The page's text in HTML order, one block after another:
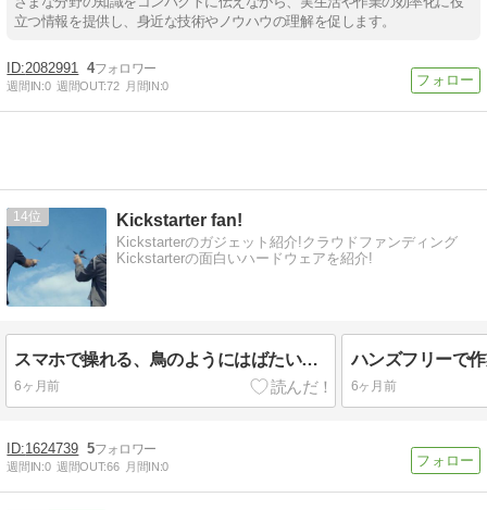
立つ情報を提供し、身近な技術やノウハウの理解を促します。
2082991 4
週間IN:0 週間OUT:72 月間IN:0
14 Kickstarter fan!
Kickstarterのガジェット紹介!クラウドファンディング
Kickstarterの面白いハードウェアを紹介!
スマホで操れる、鳥のようにはばたいて飛ぶドローン Swift (スイフト)
6ヶ月前 6ヶ月前
1624739 5
週間IN:0 週間OUT:66 月間IN:0